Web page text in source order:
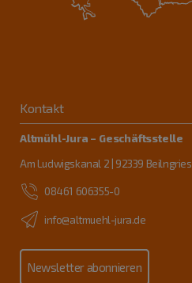
Kontakt
Altmühl-Jura – Geschäftsstelle
Am Ludwigskanal 2 | 92339 Beilngries
08461 606355-0
info@altmuehl-jura.de
Newsletter abonnieren